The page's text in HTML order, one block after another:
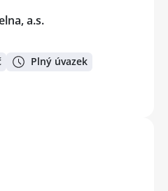
a.s.
Plný úvazek